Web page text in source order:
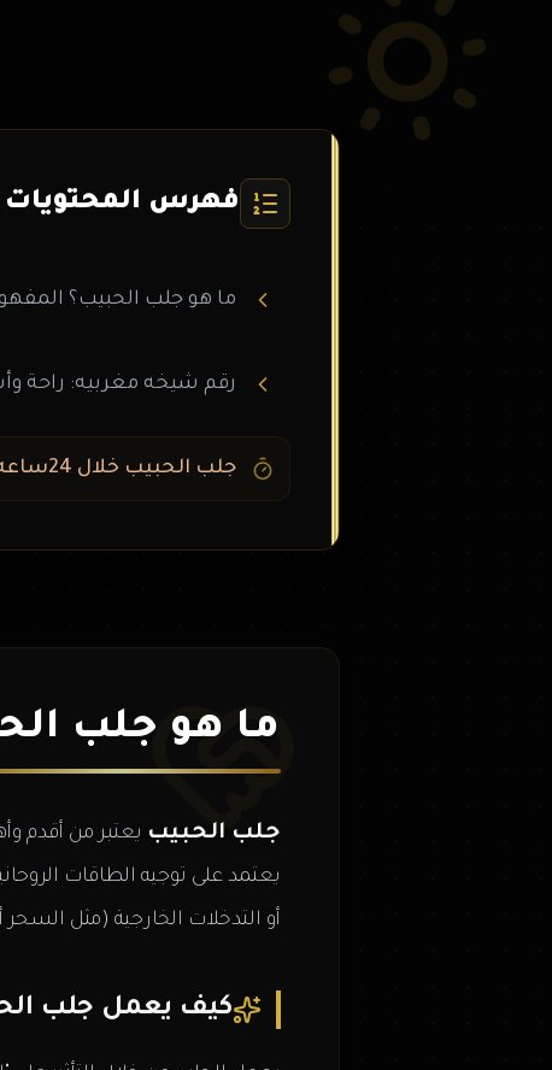
فهرس المحتويات
ما هو جلب الحبيب؟
رقم شيخه مغربيه: راحة
جلب الحبيب خلال 24ساعه: الحقيقة
ما هو جلب
جلب الحبيب يعتبر من أقدم
يعتمد على توجيه الطاقات
أو التدخلات الخارجية (مثل
كيف يعمل جلب